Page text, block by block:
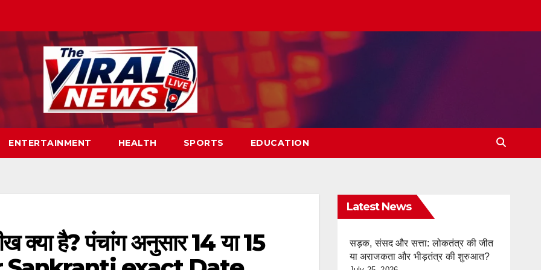
ENTERTAINMENT HEALTH SPORTS EDUCATION
क्या है? पंंचांग अनुसार 14 या 15
Latest News
सड़क, संसद और सत्ता: लोकतंत्र की जीत
या अराजकता और भीड़तंत्र की शुरुआत?